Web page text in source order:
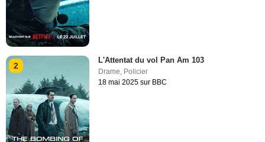
2
L'Attentat du vol Pan Am 103
Drame, Policier
18 mai 2025 sur BBC